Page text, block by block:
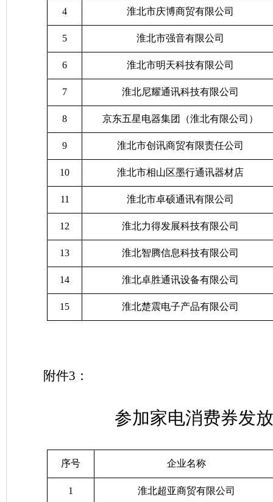
4 淮北市庆博商贸有限公司
5 淮北市强音有限公司
6 淮北市明天科技有限公司
7 淮北尼耀通讯科技有限公司
8 京东五星电器集团（淮北有限公司）
9 淮北市创讯商贸有限责任公司
10 淮北市相山区墨行通讯器材店
11 淮北市卓硕通讯有限公司
12 淮北力得发展科技有限公司
13 淮北智腾信息科技有限公司
14 淮北卓胜通讯设备有限公司
15 淮北楚震电子产品有限公司
附件3 ：
参加家电消费券发
序号 企业名称
1 淮北超亚商贸有限公司